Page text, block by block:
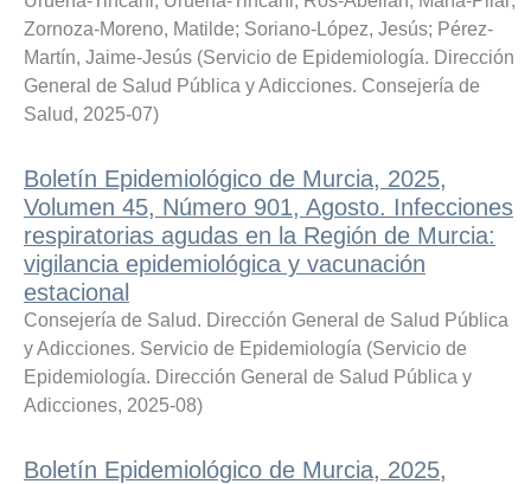
Zornoza-Moreno, Matilde; Soriano-López, Jesús; Pérez-
Martín, Jaime-Jesús (Servicio de Epidemiología. Dirección
General de Salud Pública y Adicciones. Consejería de
Salud, 2025-07)
Boletín Epidemiológico de Murcia, 2025,
Volumen 45, Número 901, Agosto. Infecciones
respiratorias agudas en la Región de Murcia:
vigilancia epidemiológica y vacunación
estacional
Consejería de Salud. Dirección General de Salud Pública
y Adicciones. Servicio de Epidemiología (Servicio de
Epidemiología. Dirección General de Salud Pública y
Adicciones, 2025-08)
Boletín Epidemiológico de Murcia, 2025,